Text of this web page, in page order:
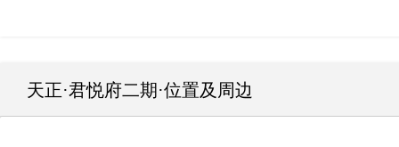
天正·君悦府二期 ·位置及周边